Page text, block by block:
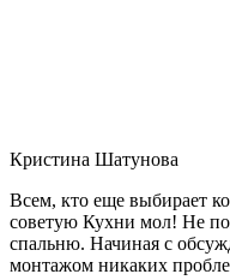
Кристина Шатунова
Всем, кто еще выбирает
советую Кухни мол! Не
спальню. Начиная с
монтажом никаких